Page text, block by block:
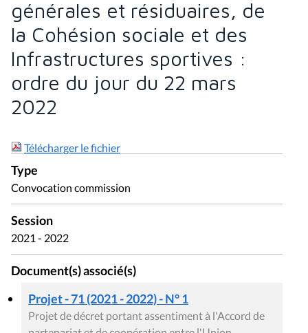
générales et résiduaires, de
la Cohésion sociale et des
Infrastructures sportives :
ordre du jour du 22 mars
2022
Télécharger le fichier
Type
Convocation commission
Session
2021 - 2022
Document(s) associé(s)
Projet - 71 (2021 - 2022) - N° 1
Projet de décret portant assentiment à l'Accord de